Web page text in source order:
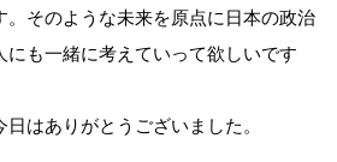
。そのような未来を原点に日本の政治
にも一緒に考えていって欲しいです
はありがとうございました。